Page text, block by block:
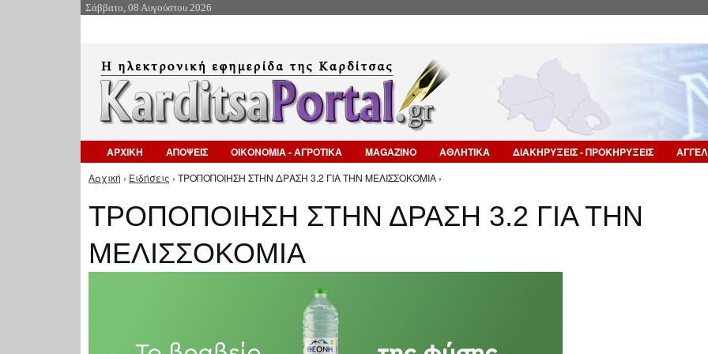
Σάββατο, 08 Αυγούστου 2026
ΑΡΧΙΚΗ ΑΠΟΨΕΙΣ ΟΙΚΟΝΟΜΙΑ - ΑΓΡΟΤΙΚΑ MAGAZINO ΑΘΛΗΤΙΚΑ ΔΙΑΚΗΡΥΞΕΙΣ - ΠΡΟΚΗΡΥΞΕΙΣ
Είστε εδώ
Αρχική › Ειδήσεις › ΤΡΟΠΟΠΟΙΗΣΗ ΣΤΗΝ ΔΡΑΣΗ 3.2 ΓΙΑ ΤΗΝ ΜΕΛΙΣΣΟΚΟΜΙΑ ›
ΤΡΟΠΟΠΟΙΗΣΗ ΣΤΗΝ ΔΡΑΣΗ 3.2 ΓΙΑ ΤΗΝ
ΜΕΛΙΣΣΟΚΟΜΙΑ